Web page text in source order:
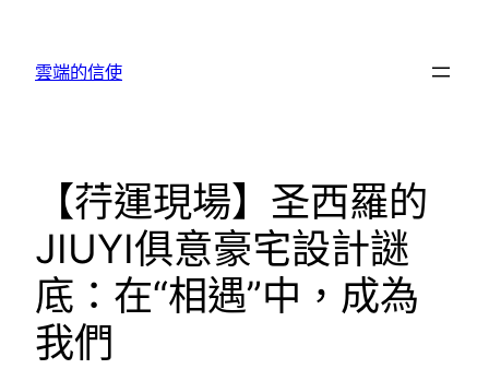
雲端的信使
【荇運現場】圣西羅的
JIUYI俱意豪宅設計謎
底：在“相遇”中，成為
我們